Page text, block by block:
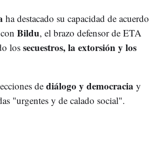
ha destacado su capacidad de acuerdo
Bildu, el brazo defensor de ETA
los secuestros, la extorsión y los
de diálogo y democracia y
"urgentes y de calado social".